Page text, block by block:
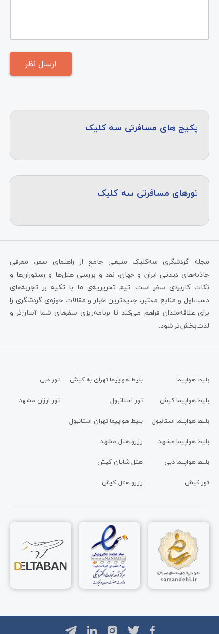
پکیج های مسافرتی سه کلیک
تورهای مسافرتی سه کلیک
مجله گردشگری سه‌کلیک منبعی جامع از راهنمای سفر، معرفی
جاذبه‌های دیدنی ایران و جهان، نقد و بررسی هتل‌ها و رستوران‌ها و
نکات کاربردی سفر است. تیم تحریریه‌ی ما با تکیه بر تجربه‌های
دست‌اول و منابع معتبر، جدیدترین اخبار و مقالات حوزه‌ی گردشگری را
برای علاقه‌مندان فراهم می‌کند تا برنامه‌ریزی سفرهای شما آسان‌تر و
لذت‌بخش‌تر شود.
بلیط هواپیما
بلیط هواپیما کیش
بلیط هواپیما استانبول
بلیط هواپیما مشهد
بلیط هواپیما دبی
تور کیش
بلیط هواپیما تهران به کیش
تور استانبول
بلیط هواپیما تهران استانبول
رزرو هتل مشهد
هتل شایان کیش
رزرو هتل کیش
تور دبی
تور ارزان مشهد